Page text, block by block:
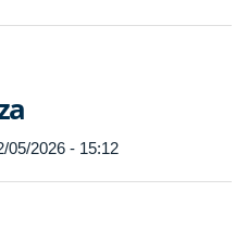
05/2026 - 15:12